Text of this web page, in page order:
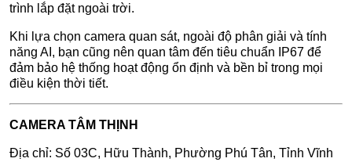
trình lắp đặt ngoài trời.
Khi lựa chọn camera quan sát, ngoài độ phân giải và tính
năng AI, bạn cũng nên quan tâm đến tiêu chuẩn IP67 để
đảm bảo hệ thống hoạt động ổn định và bền bỉ trong mọi
điều kiện thời tiết.
CAMERA TÂM THỊNH
Địa chỉ: Số 03C, Hữu Thành, Phường Phú Tân, Tỉnh Vĩnh